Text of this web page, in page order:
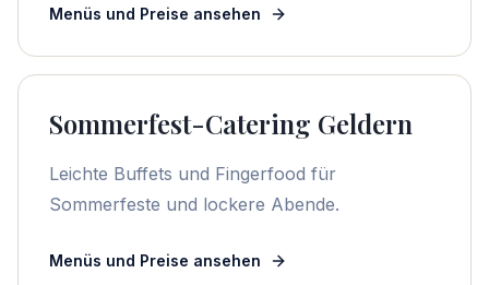
Menüs und Preise ansehen
Sommerfest-Catering Geldern
Leichte Buffets und Fingerfood für
Sommerfeste und lockere Abende.
Menüs und Preise ansehen